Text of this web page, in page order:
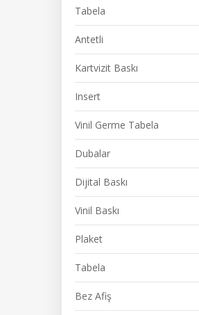
Tabela
Antetli
Kartvizit Baskı
Insert
Vinil Germe Tabela
Dubalar
Dijital Baskı
Vinil Baskı
Plaket
Tabela
Bez Afiş